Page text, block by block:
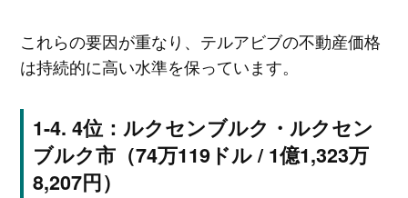
これらの要因が重なり、テルアビブの不動産価格
は持続的に高い水準を保っています。
4位：ルクセンブルク・ルクセン
ブルク市（74万119ドル / 1億1,323万
8,207円）